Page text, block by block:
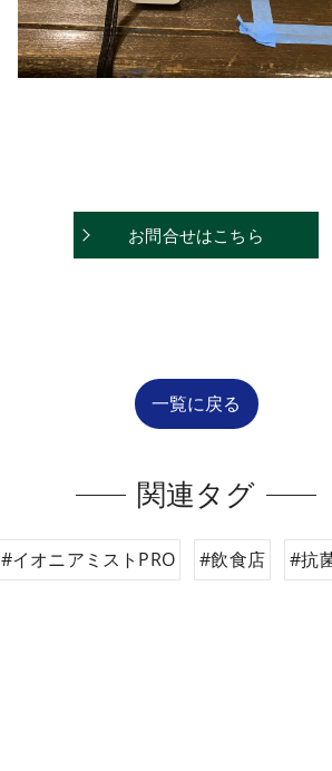
お問合せはこちら
一覧に戻る
関連タグ
#イオニアミストPRO #飲食店 #抗